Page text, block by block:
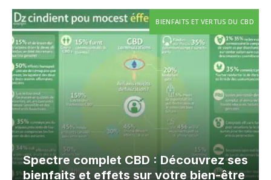
BIENFAITS ET VERTUS DU CBD
Spectre complet CBD : Découvrez ses
bienfaits et effets sur votre bien-être